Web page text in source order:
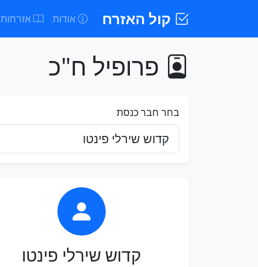
קול האזרח אודות אזרחות
פרופיל ח"כ
בחר חבר כנסת
קדוש שירלי פינטו